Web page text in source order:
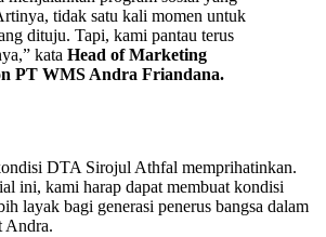
tidak satu kali momen untuk
dituju. Tapi, kami pantau terus
kata Head of Marketing
PT WMS Andra Friandana.
DTA Sirojul Athfal memprihatinkan.
ini, kami harap dapat membuat kondisi
layak bagi generasi penerus bangsa dalam
Andra.